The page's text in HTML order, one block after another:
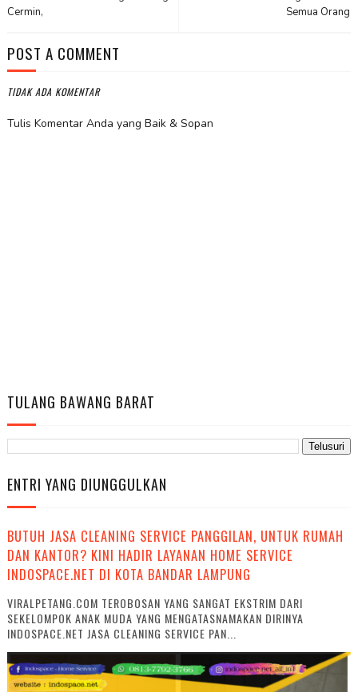
Semua Orang
Cermin,
POST A COMMENT
TIDAK ADA KOMENTAR
Tulis Komentar Anda yang Baik & Sopan
TULANG BAWANG BARAT
ENTRI YANG DIUNGGULKAN
BUTUH JASA CLEANING SERVICE PANGGILAN, UNTUK RUMAH
DAN KANTOR? KINI HADIR LAYANAN HOME SERVICE
INDOSPACE.NET DI KOTA BANDAR LAMPUNG
VIRALPETANG.COM TEROBOSAN YANG SANGAT EKSTRIM DARI
SEKELOMPOK ANAK MUDA YANG MENGATASNAMAKAN DIRINYA
INDOSPACE.NET JASA CLEANING SERVICE PAN...